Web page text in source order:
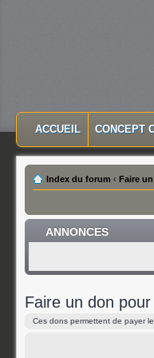
MENU PRINCIPAL
ACCUEIL CONCEPT
Index du forum ‹ Faire
ANNONCES
Faire un don
Ces dons permettent de payer